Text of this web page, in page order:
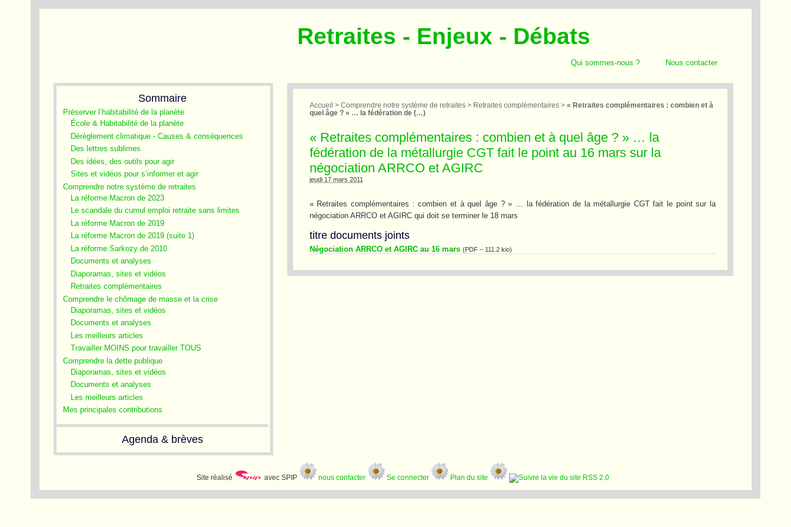
Retraites - Enjeux - Débats
Qui sommes-nous ? Nous contacter
Sommaire
Préserver l’habitabilité de la planète
École & Habitabilité de la planète
Dérèglement climatique - Causes & conséquences
Des lettres sublimes
Des idées, des outils pour agir
Sites et vidéos pour s’informer et agir
Comprendre notre système de retraites
La réforme Macron de 2023
Le scandale du cumul emploi retraite sans limites
La réforme Macron de 2019
La réforme Macron de 2019 (suite 1)
La réforme Sarkozy de 2010
Documents et analyses
Diaporamas, sites et vidéos
Retraites complémentaires
Comprendre le chômage de masse et la crise
Diaporamas, sites et vidéos
Documents et analyses
Les meilleurs articles
Travailler MOINS pour travailler TOUS
Comprendre la dette publique
Diaporamas, sites et vidéos
Documents et analyses
Les meilleurs articles
Mes principales contributions
Agenda & brèves
Accueil > Comprendre notre système de retraites> Retraites complémentaires> « Retraites complémentaires : combien et à
quel âge ? » … la fédération de (…)
« Retraites complémentaires : combien et à quel âge ? » … la
fédération de la métallurgie CGT fait le point au 16 mars sur la
négociation ARRCO et AGIRC
jeudi 17 mars 2011
« Retraites complémentaires : combien et à quel âge ? » … la fédération de la métallurgie CGT fait le point sur la
négociation ARRCO et AGIRC qui doit se terminer le 18 mars
titre documents joints
Négociation ARRCO et AGIRC au 16 mars (PDF – 111.2 kio)
Site réalisé avec SPIP nous contacter Se connecter Plan du site RSS 2.0